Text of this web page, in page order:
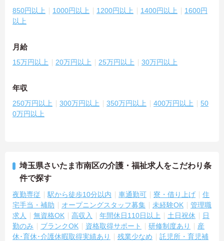
850円以上 1000円以上 1200円以上 1400円以上
1600円
以上
月給
15万円以上 20万円以上 25万円以上 30万円以上
年収
250万円以上 300万円以上 350万円以上 400万円以上
50
0万円以上
埼玉県さいたま市南区の介護・福祉求人をこだわり条
件で探す
夜勤専従 駅から徒歩10分以内 車通勤可 寮・借り上げ
住
宅手当・補助
オープニングスタッフ募集 未経験OK
管理職
求人
無資格OK 高収入 年間休日110日以上 土日祝休
日
勤のみ
ブランクOK 資格取得サポート 研修制度あり
産
休･育休･介護休暇取得実績あり
残業少なめ
託児所・育児補